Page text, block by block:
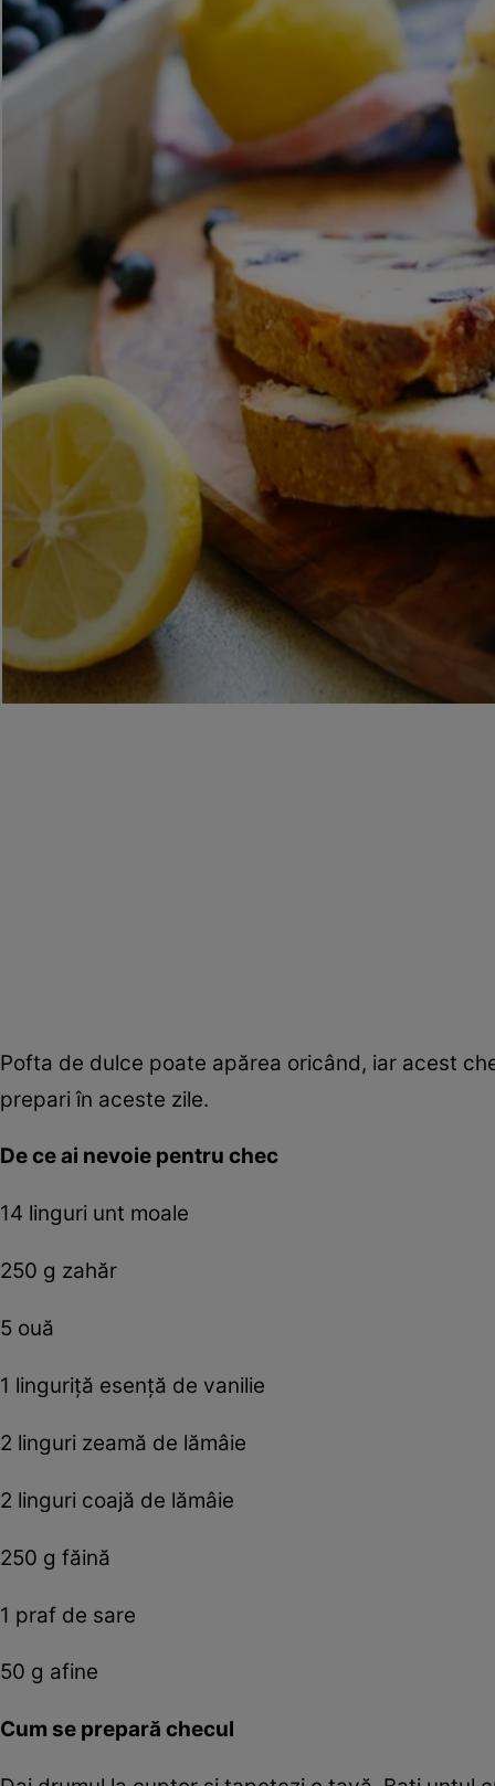
Pofta de dulce poate apărea oricând, iar acest
prepari în aceste zile.
De ce ai nevoie pentru chec
14 linguri unt moale
250 g zahăr
5 ouă
1 linguriţă esenţă de vanilie
2 linguri zeamă de lămâie
2 linguri coajă de lămâie
250 g făină
1 praf de sare
50 g afine
Cum se prepară checul